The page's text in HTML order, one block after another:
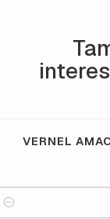
VERNEL